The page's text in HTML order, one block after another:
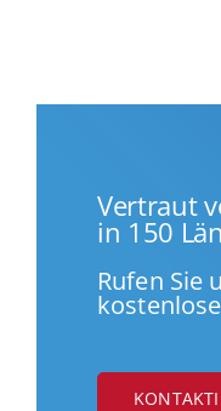
Vertraut
in 150
Rufen Sie